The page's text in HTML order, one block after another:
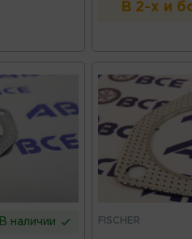
В 2-х и
В наличии FISCHER